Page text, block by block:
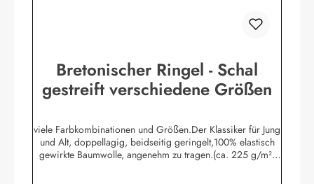
Bretonischer Ringel - Schal
gestreift verschiedene Größen
viele Farbkombinationen und Größen.Der Klassiker für Jung
und Alt, doppellagig, beidseitig geringelt,100% elastisch
gewirkte Baumwolle, angenehm zu tragen.(ca. 225 g/m²)